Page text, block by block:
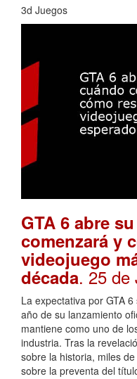
3d Juegos
GTA 6 abre
comenzará y
videojuego
década. 25 de
La expectativa por GTA
año de su lanzamiento
mantiene como uno de
industria. Tras la
sobre la historia, miles
sobre la preventa del